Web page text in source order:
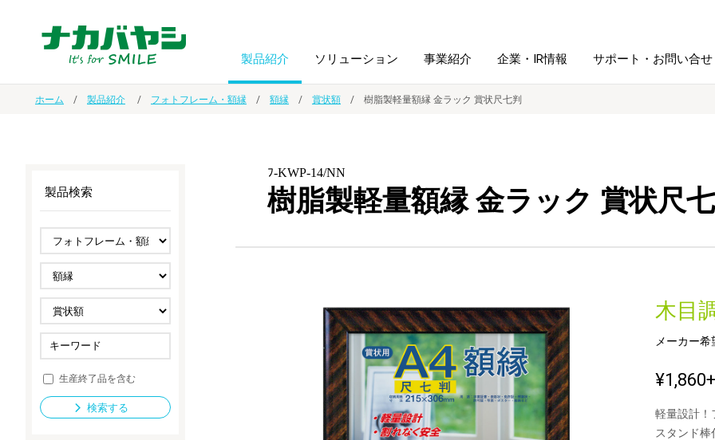
製品紹介
ノート・紙製品
ファイル・
ホルダー用品
スマートフォン・
タブレット関連
セキュリティ用品
シルバー デジタル文具
法人向け製品 新製品一覧
ソリューション
オーダー手帳・ノベルティ制作 学校ソリューション
ドキュメントスキャニングサービス
導入事例
事業紹介 企業・IR情報
IR情報 沿革
サステナビリティ
サポート・お問い合せ
ホーム 製品紹介 フォトフレーム・額縁 額縁 賞状額 樹脂製軽量額縁 金ラック 賞状尺七判
ﾌ-KWP-14/NN
樹脂製軽量額縁 金ラック 賞状尺
木目
メーカー
¥1,860
軽量設計！
スタンド
製品検索
生産終了品を含む
検索する